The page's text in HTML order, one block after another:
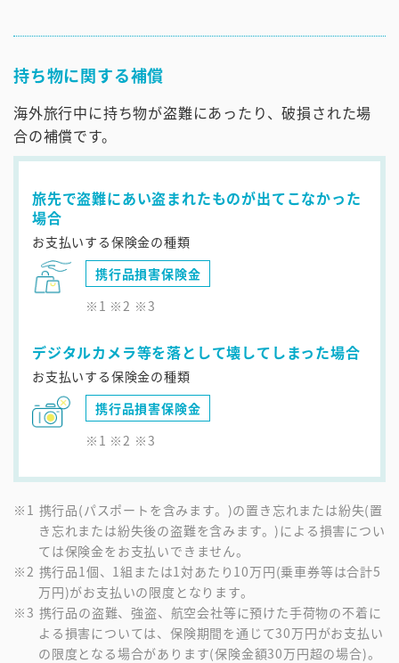
持ち物に関する補償
海外旅行中に持ち物が盗難にあったり、破損された場
合の補償です。
旅先で盗難にあい盗まれたものが出てこなかった
場合
お支払いする保険金の種類
携行品損害保険金
※1 ※2 ※3
デジタルカメラ等を落として壊してしまった場合
お支払いする保険金の種類
携行品損害保険金
※1 ※2 ※3
携行品(パスポートを含みます。)の置き忘れまたは紛失(置
き忘れまたは紛失後の盗難を含みます。)による損害につい
ては保険金をお支払いできません。
携行品1個、1組または1対あたり10万円(乗車券等は合計5
万円)がお支払いの限度となります。
携行品の盗難、強盗、航空会社等に預けた手荷物の不着に
よる損害については、保険期間を通じて30万円がお支払い
の限度となる場合があります(保険金額30万円超の場合)。